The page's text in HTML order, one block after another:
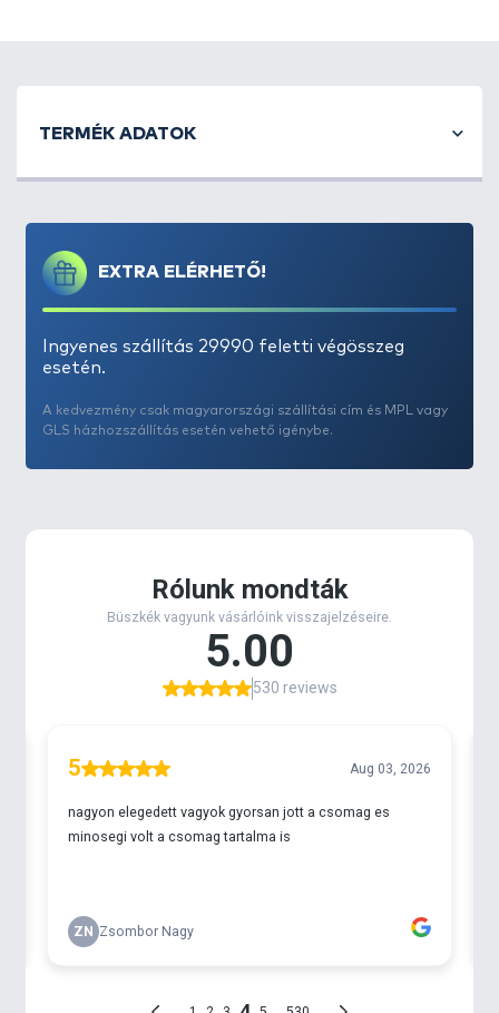
EXTRA ELÉRHETŐ!
Ingyenes szállítás 29990 feletti végösszeg
esetén.
A kedvezmény csak magyarországi szállítási cím és MPL vagy
GLS házhozszállítás esetén vehető igénybe.
TERMÉK ADATOK